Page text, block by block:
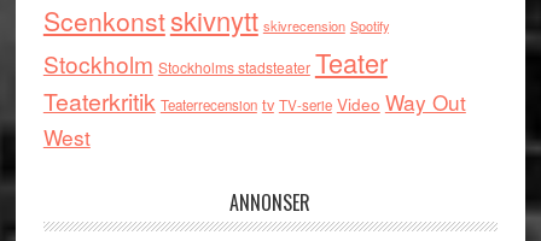
Scenkonstskivnytt skivrecension Spotify
Stockholm Stockholms stadsteater Teater
Teaterkritik Teaterrecension tv TV-serie Video Way Out
West
ANNONSER